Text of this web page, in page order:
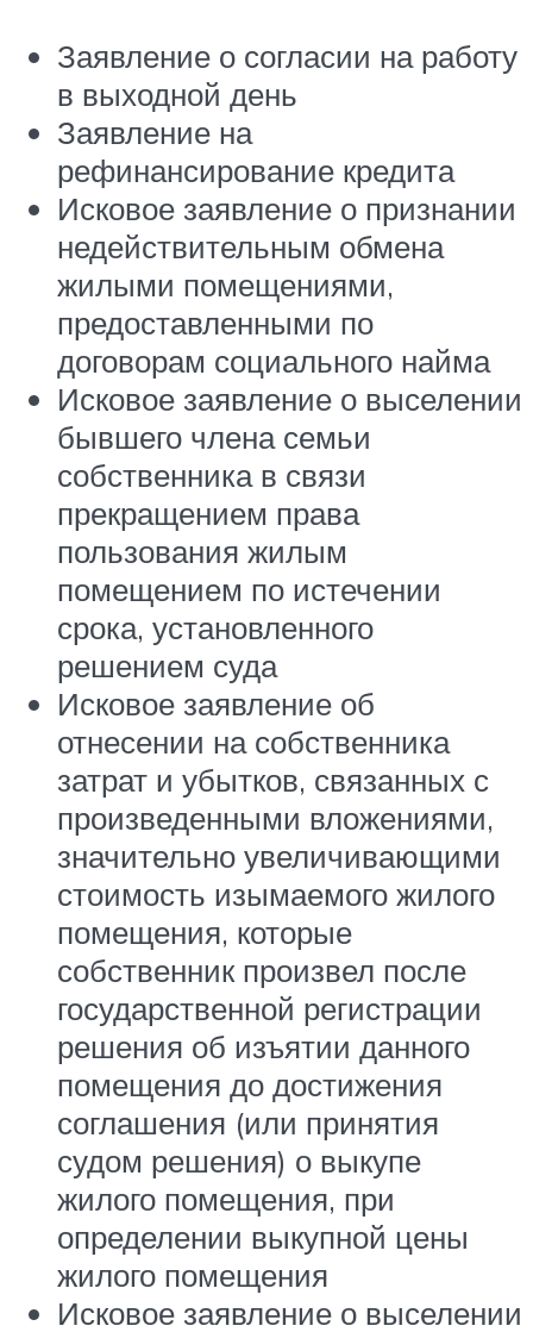
Заявление о согласии на работу
в выходной день
Заявление на
рефинансирование кредита
Исковое заявление о признании
недействительным обмена
жилыми помещениями,
предоставленными по
договорам социального найма
Исковое заявление о выселении
бывшего члена семьи
собственника в связи
прекращением права
пользования жилым
помещением по истечении
срока, установленного
решением суда
Исковое заявление об
отнесении на собственника
затрат и убытков, связанных с
произведенными вложениями,
значительно увеличивающими
стоимость изымаемого жилого
помещения, которые
собственник произвел после
государственной регистрации
решения об изъятии данного
помещения до достижения
соглашения (или принятия
судом решения) о выкупе
жилого помещения, при
определении выкупной цены
жилого помещения
Исковое заявление о выселении